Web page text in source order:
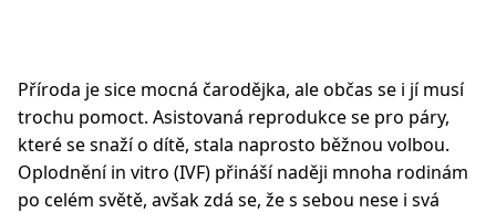
Příroda je sice mocná čarodějka, ale občas se i jí musí
trochu pomoct. Asistovaná reprodukce se pro páry,
které se snaží o dítě, stala naprosto běžnou volbou.
Oplodnění in vitro (IVF) přináší naději mnoha rodinám
po celém světě, avšak zdá se, že s sebou nese i svá